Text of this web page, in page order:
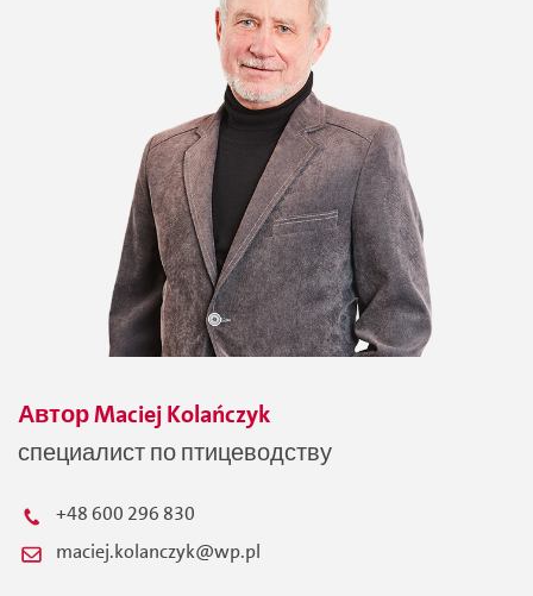
АвторMaciejKolańczyk
специалист по птицеводству
+48 600 296 830
maciej.kolanczyk@wp.pl